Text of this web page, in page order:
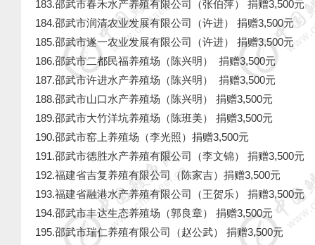
183.邵武市春禾水产养殖有限公司（张伯萍） 捐赠3,500元
184.邵武市润清农业发展有限公司（许进） 捐赠3,500元
185.邵武市遂一农业发展有限公司（许进） 捐赠3,500元
186.邵武市二都民福养殖场（陈兴明） 捐赠3,500元
187.邵武市许进水产养殖场（陈兴明） 捐赠3,500元
188.邵武市山口水产养殖场（陈兴明） 捐赠3,500元
189.邵武市大竹洋坑养殖场（陈班美） 捐赠3,500元
190.邵武市窑上养殖场（李光照）捐赠3,500元
191.邵武市德胜水产养殖有限公司（李文锦） 捐赠3,500元
192.福建省吉复养殖有限公司（陈家吉）捐赠3,500元
193.福建省融港水产养殖有限公司（王贺乐） 捐赠3,500
194.邵武市丰达生态养殖场（郭良章） 捐赠3,500元
195.邵武市瑞仁养殖有限公司（赵公武） 捐赠3,500元